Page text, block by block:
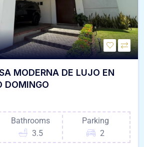
MODERNA DE LUJO EN
DOMINGO
Bathrooms
3.5
Parking
2